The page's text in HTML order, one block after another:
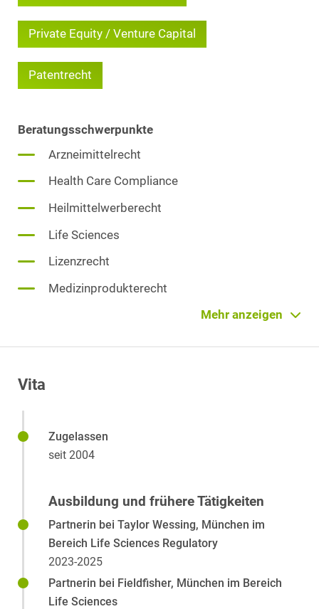
Private Equity / Venture Capital
Patentrecht
Beratungsschwerpunkte
Arzneimittelrecht
Health Care Compliance
Heilmittelwerberecht
Life Sciences
Lizenzrecht
Medizinprodukterecht
Mehr anzeigen
Vita
Zugelassen
seit 2004
Ausbildung und frühere Tätigkeiten
Partnerin bei Taylor Wessing, München im
Bereich Life Sciences Regulatory
2023-2025
Partnerin bei Fieldfisher, München im Bereich
Life Sciences